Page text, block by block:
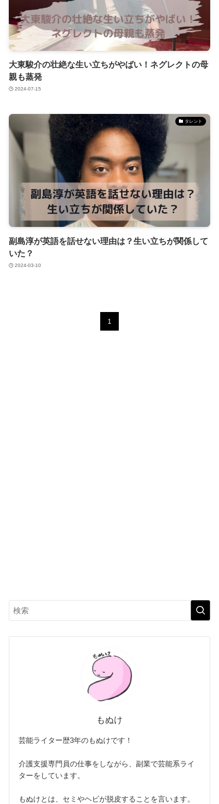
大東駿介の壮絶な生い立ちがやばい！ネグレクトの母
親も蒸発
2024-07-15
タレント
副島淳が英語を話せない理由は？生い立ちが関係して
いた？
2024-03-10
1
もぬけ
芸能ライター歴3年のもぬけです！
介護支援専門員の仕事をしながら、副業で芸能系ライ
ターをしています。
もぬけとは、セミやヘビが脱皮することを言います。